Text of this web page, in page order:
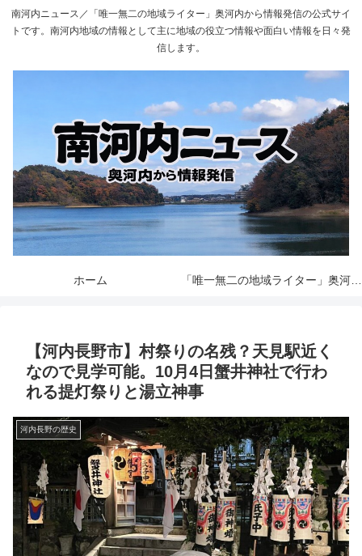
南河内ニュース／「唯一無二の地域ライター」奥河内から情報発信の公式サイ
トです。南河内地域の情報として主に地域の役立つ情報や面白い情報を日々発
信します。
ホーム
【河内長野市】村祭りの名残？天見駅近く
なので見学可能。10月4日蟹井神社で行わ
れる提灯祭りと湯立神事
河内長野の歴史